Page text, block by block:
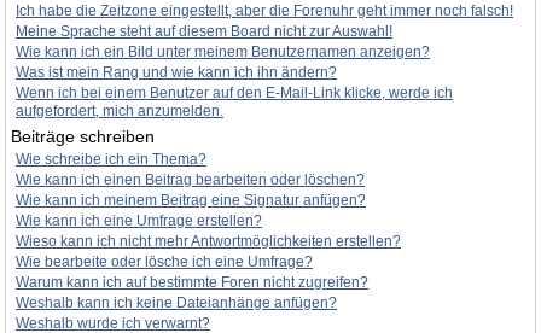
Ich habe die Zeitzone eingestellt, aber die Forenuhr geht immer noch falsch!
Meine Sprache steht auf diesem Board nicht zur Auswahl!
Wie kann ich ein Bild unter meinem Benutzernamen anzeigen?
Was ist mein Rang und wie kann ich ihn ändern?
Wenn ich bei einem Benutzer auf den E-Mail-Link klicke, werde ich
aufgefordert, mich anzumelden.
Beiträge schreiben
Wie schreibe ich ein Thema?
Wie kann ich einen Beitrag bearbeiten oder löschen?
Wie kann ich meinem Beitrag eine Signatur anfügen?
Wie kann ich eine Umfrage erstellen?
Wieso kann ich nicht mehr Antwortmöglichkeiten erstellen?
Wie bearbeite oder lösche ich eine Umfrage?
Warum kann ich auf bestimmte Foren nicht zugreifen?
Weshalb kann ich keine Dateianhänge anfügen?
Weshalb wurde ich verwarnt?